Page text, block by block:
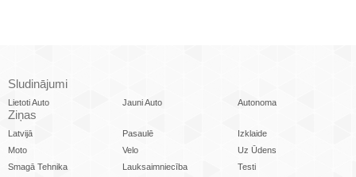
Sludinājumi
Lietoti Auto Jauni Auto Autonoma
Ziņas
Latvijā Pasaulē
Izklaide
Moto
Velo
Uz Ūdens
Smagā Tehnika
Lauksaimniecība
Testi